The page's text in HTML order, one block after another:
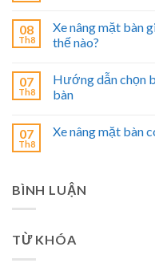
08
Th8
Xe nâng mặt bàn
thế nào?
07
Th8
Hướng dẫn chọn
bàn
07
Th8
Xe nâng mặt bàn
BÌNH LUẬN
TỪ KHÓA